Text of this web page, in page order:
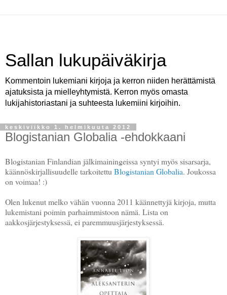
Sallan lukupäiväkirja
Kommentoin lukemiani kirjoja ja kerron niiden herättämistä
ajatuksista ja mielleyhtymistä. Kerron myös omasta
lukijahistoriastani ja suhteesta lukemiini kirjoihin.
keskiviikko 1. helmikuuta 2012
Blogistanian Globalia -ehdokkaani
Blogistanian Finlandian jälkimainingeissa syntyi myös sisarsarja,
käännöskirjallisuudelle tarkoitettu Blogistanian Globalia. Joukossa
on voimaa! :)
Olen lukenut melko vähän vuonna 2011 käännettyjä kirjoja, mutta
lukemistani poimin parhaimmistoon nämä. Lista on
aakkosjärjestyksessä, ei paremmuusjärjestyksessä.